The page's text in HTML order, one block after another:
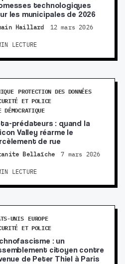
technologiques
les municipales de 2026
Haillard 12 mars 2026
LECTURE
PROTECTION DES DONNÉES
ET POLICE
DÉMOCRATIQUE
prédateurs : quand la
Valley réarme le
de rue
Bellaïche 7 mars 2026
LECTURE
UNIS
EUROPE
ET POLICE
: un
citoyen contre
de Peter Thiel à Paris